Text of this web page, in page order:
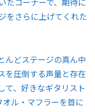
をさらに上げてくれた
んどステージの真ん中
を圧倒する声量と存在
て、好きなギタリスト
ル・マフラーを首に